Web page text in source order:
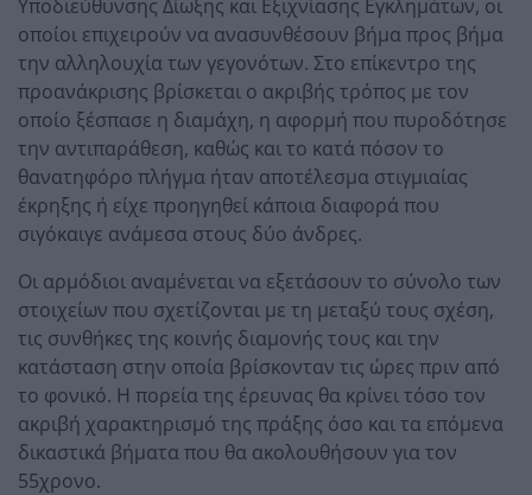
Υποδιεύθυνσης Δίωξης και Εξιχνίασης Εγκλημάτων, οι
οποίοι επιχειρούν να ανασυνθέσουν βήμα προς βήμα
την αλληλουχία των γεγονότων. Στο επίκεντρο της
προανάκρισης βρίσκεται ο ακριβής τρόπος με τον
οποίο ξέσπασε η διαμάχη, η αφορμή που πυροδότησε
την αντιπαράθεση, καθώς και το κατά πόσον το
θανατηφόρο πλήγμα ήταν αποτέλεσμα στιγμιαίας
έκρηξης ή είχε προηγηθεί κάποια διαφορά που
σιγόκαιγε ανάμεσα στους δύο άνδρες.
Οι αρμόδιοι αναμένεται να εξετάσουν το σύνολο των
στοιχείων που σχετίζονται με τη μεταξύ τους σχέση,
τις συνθήκες της κοινής διαμονής τους και την
κατάσταση στην οποία βρίσκονταν τις ώρες πριν από
το φονικό. Η πορεία της έρευνας θα κρίνει τόσο τον
ακριβή χαρακτηρισμό της πράξης όσο και τα επόμενα
δικαστικά βήματα που θα ακολουθήσουν για τον
55χρονο.